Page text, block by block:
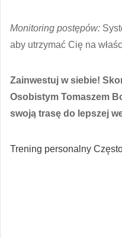
Monitoring postępów:
aby utrzymać Cię na
Zainwestuj w siebie!
Osobistym Tomaszem
swoją trasę do lepszej
Trening personalny